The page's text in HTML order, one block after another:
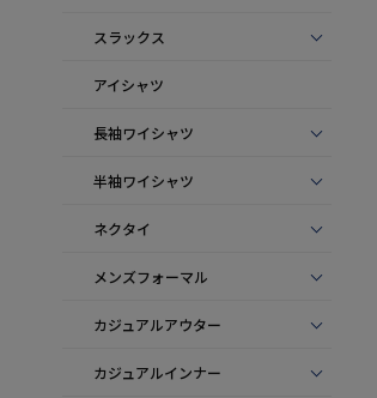
スラックス
アイシャツ
長袖ワイシャツ
半袖ワイシャツ
ネクタイ
メンズフォーマル
カジュアルアウター
カジュアルインナー